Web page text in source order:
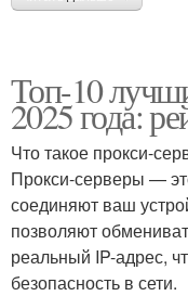
Топ-10
2025 года:
Что такое прокси-
Прокси-серверы —
соединяют ваш
позволяют
реальный IP-адрес,
безопасность в сети.